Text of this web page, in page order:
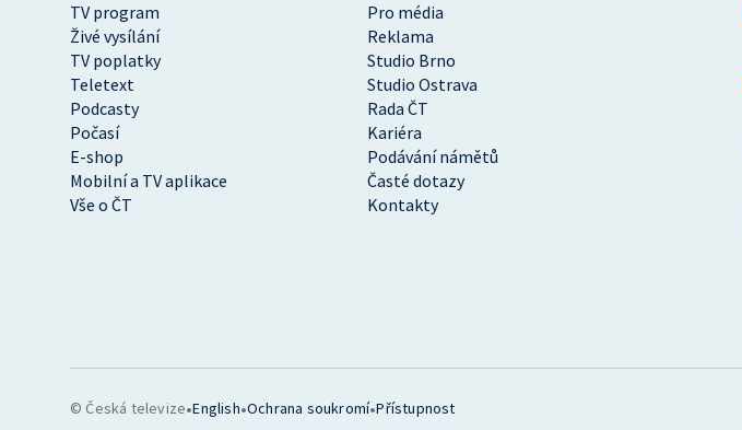
TV program
Pro média
Živé vysílání
Reklama
TV poplatky
Studio Brno
Teletext
Studio Ostrava
Podcasty
Rada ČT
Počasí
Kariéra
E-shop
Podávání námětů
Mobilní a TV aplikace
Časté dotazy
Vše o ČT
Kontakty
© Česká televize•English•Ochrana soukromí•Přístupnost